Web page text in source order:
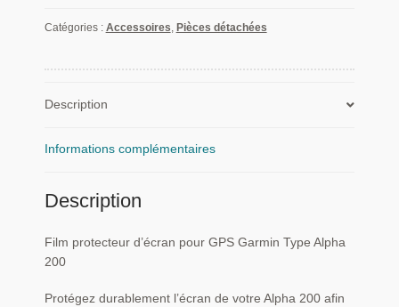
d'écran
Type
200
Catégories : Accessoires Pièces détachées
Description
Informations complémentaires
Description
Film protecteur d’écran pour GPS Garmin Type Alpha
200
Protégez durablement l’écran de votre Alpha 200 afin